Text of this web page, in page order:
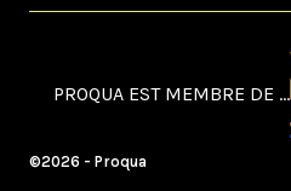
PROQUA EST MEMBRE DE ...
©2026 - Proqua